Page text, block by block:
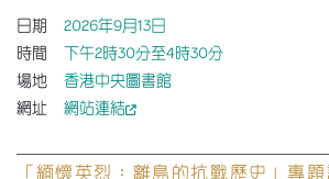
日期
2026年9月13日
時間
下午2時30分至4時30分
場地
香港中央圖書館
網址
網站連結
「緬懷英烈：離島的抗戰歷史」專題